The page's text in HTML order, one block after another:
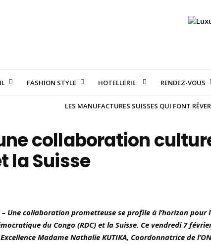
FASHION STYLE HOTELLERIE RENDEZ-VOUS
LES MANUFACTURES SUISSES QUI FONT
collaboration
la Suisse
– Une collaboration prometteuse se profile à l’horizon
du Congo (RDC) et la Suisse. Ce vendredi 7
Madame Nathalie KUTIKA, Coordonnatrice de